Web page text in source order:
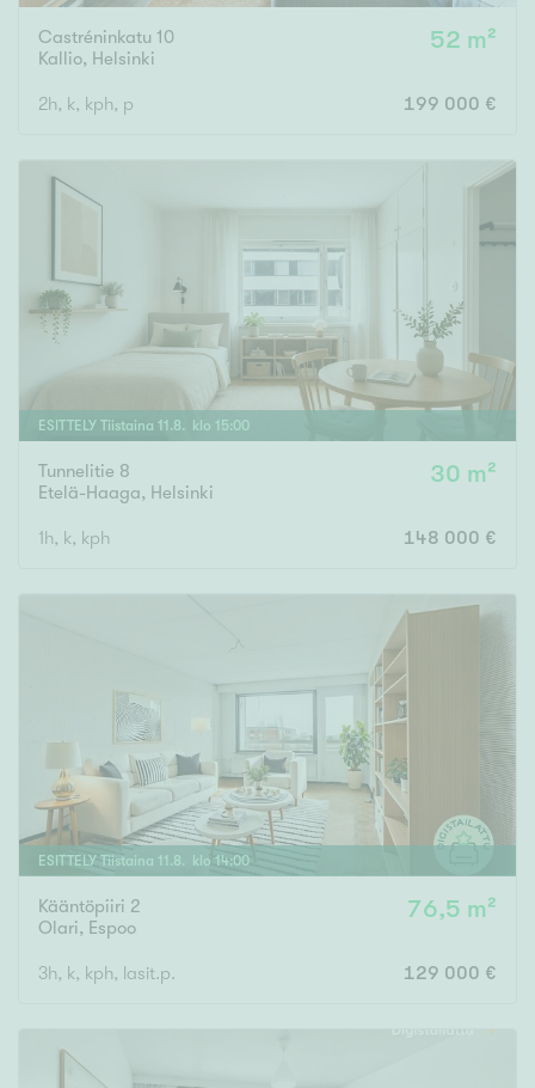
Arvokohteet
Vain arvokohteet Ei arvokohteita
Kunto
Hyvä
Välttävä
Ominaisuudet
Järvi- tai merinäköala
Maalämpö
Oma ranta
Oma sauna
Castréninkatu 10
Kallio, Helsinki
52 m²
2h, k, kph, p 199 000 €
ESITTELY Tiistaina 11 .8. klo 15:00
Tunnelitie 8
Etelä-Haaga, Helsinki
30 m²
1h, k, kph 148 000 €
ESITTELY Tiistaina 11 .8. klo 14:00
Kääntöpiiri 2
Olari, Espoo
76,5 m²
3h, k, kph, lasit.p. 129 000 €